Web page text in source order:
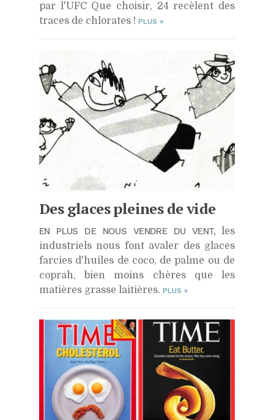
par l'UFC Que choisir, 24 recèlent des
traces de chlorates ! PLUS »
Des glaces pleines de vide
EN PLUS DE NOUS VENDRE DU VENT,les
industriels nous font avaler des glaces
farcies d'huiles de coco, de palme ou de
coprah, bien moins chères que les
matières grasse laitières. PLUS »